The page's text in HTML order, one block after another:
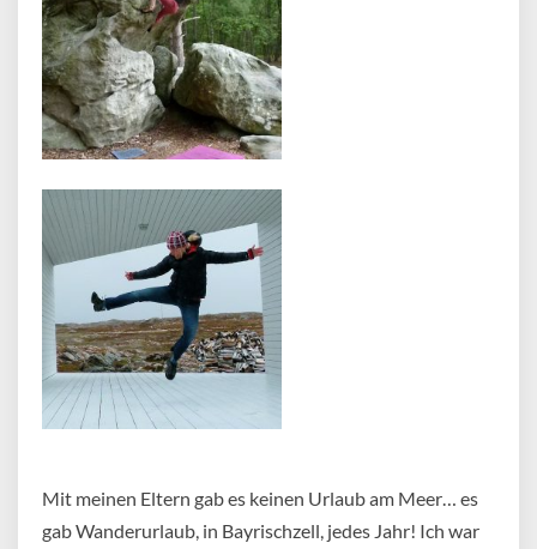
Mit meinen Eltern gab es keinen Urlaub am Meer… es
gab Wanderurlaub, in Bayrischzell, jedes Jahr! Ich war